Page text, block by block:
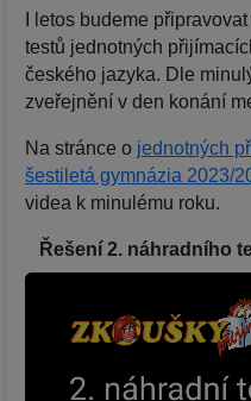
I letos budeme
testů jednotných
českého jazyka. Dle
zveřejnění v den konání
Na stránce o jednotných
šestiletá gymnázia 2023/
videa k minulému roku.
Řešení 2. náhradního